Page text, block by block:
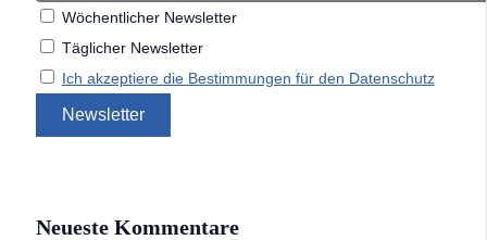
Wöchentlicher Newsletter
Täglicher Newsletter
Ich akzeptiere die Bestimmungen für den Datenschutz
Neueste Kommentare